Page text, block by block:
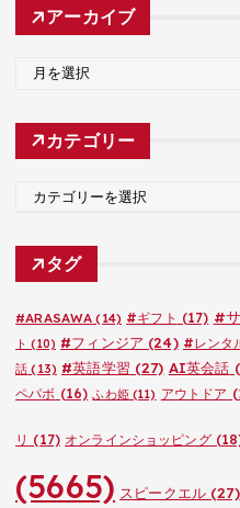
アーカイブ
カ
カテゴリー
ゴ
タグ
#ARASAWA (14) #ギフト (17) #
ト (10) #フィンジア (24) #レンタ
話 (13) #英語学習 (27) AI英会話
ペパボ (16) ふわ姫(11) アウトドア
リ (17) オンラインショッピング
(5665) スピークエル(27)